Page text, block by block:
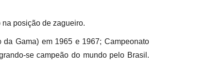
posição de zagueiro.
Gama) em 1965 e 1967; Campeonato
se campeão do mundo pelo Brasil.